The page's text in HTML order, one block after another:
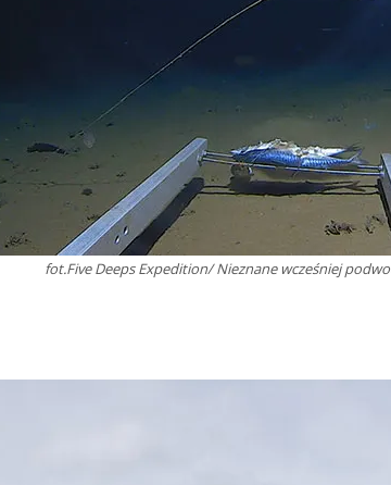
fot.Five Deeps Expedition/ Nieznane wcześniej